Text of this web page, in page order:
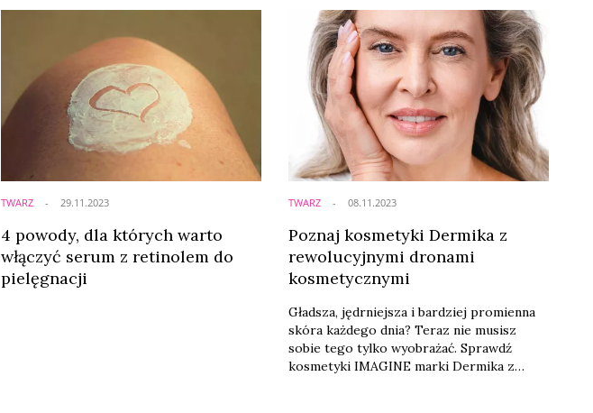
choć wtedy do widocznych efektów
cierpliwość – zastrzega prof. dr hab. n.
med. Małgorzata Sokołowska-Wojdyło,
dermatolog.
ofercie ma kosmetyki dopasowane do
indywidualnych potrzeb skóry, zawierające
99 proc. składników naturalnych. Tylko w
samej kategorii maseczek do twarzy
dostępne są aż 54 ich warianty.
TWARZ
4 powody, dla których warto
włączyć serum z retinolem do
pielęgnacji
29.11.2023 TWARZ
Poznaj kosmetyki Dermika z
rewolucyjnymi dronami
kosmetycznymi
Gładsza, jędrniejsza i bardziej promienna
skóra każdego dnia? Teraz nie musisz
sobie tego tylko wyobrażać. Sprawdź
kosmetyki IMAGINE marki Dermika z
08.11.2023